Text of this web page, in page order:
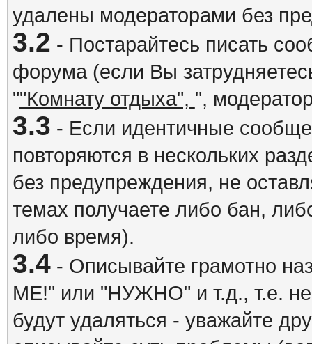
удалены модераторами без
3.2 - Постарайтесь писать
форума (если Вы
""Комнату отдыха", ",
3.3 - Если идентичные
повторяются в нескольких
без предупреждения, не
темах получаете либо бан,
либо время).
3.4- Описывайте грамотно
ME!" или "НУЖНО" и т.д., т.е.
будут удаляться - уважайте